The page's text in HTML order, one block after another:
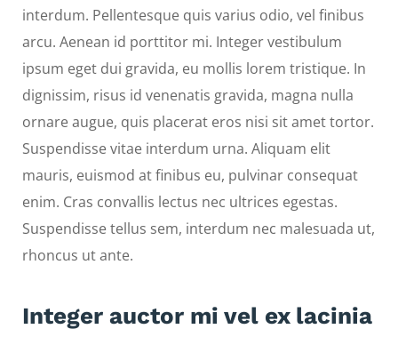
interdum. Pellentesque quis varius odio, vel finibus
arcu. Aenean id porttitor mi. Integer vestibulum
ipsum eget dui gravida, eu mollis lorem tristique. In
dignissim, risus id venenatis gravida, magna nulla
ornare augue, quis placerat eros nisi sit amet tortor.
Suspendisse vitae interdum urna. Aliquam elit
mauris, euismod at finibus eu, pulvinar consequat
enim. Cras convallis lectus nec ultrices egestas.
Suspendisse tellus sem, interdum nec malesuada ut,
rhoncus ut ante.
Integer auctor mi vel ex lacinia